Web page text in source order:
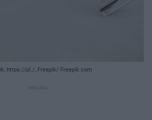
https://pl./, Freepik/ Freepik.com